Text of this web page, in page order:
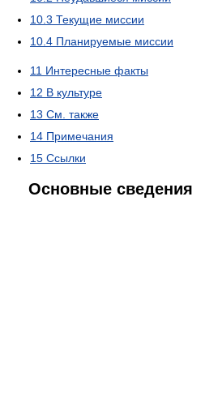
10.3 Текущие миссии
10.4 Планируемые миссии
11 Интересные факты
12 В культуре
13 См. также
14 Примечания
15 Ссылки
Основные сведения